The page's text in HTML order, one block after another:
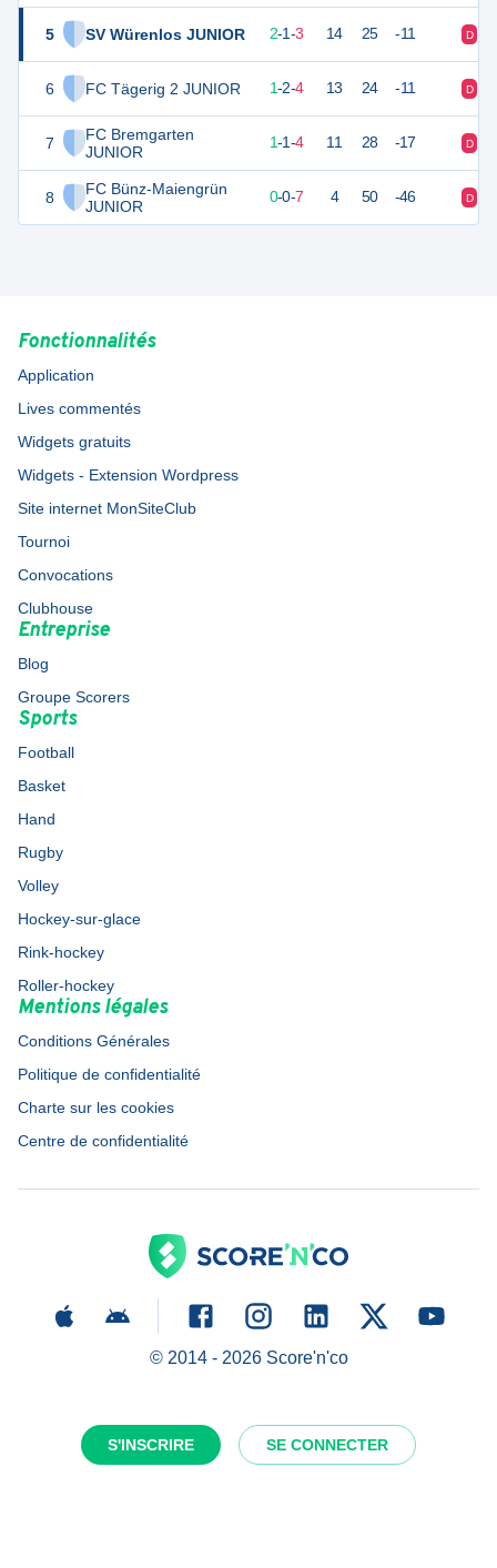
S'INSCRIRE SE CONNECTER
5 SV Würenlos JUNIOR
6 FC Tägerig 2 JUNIOR
7
FC Bremgarten
JUNIOR
8
FC Bünz-Maiengrün
JUNIOR
7 6 2-1-3 14 25 -11 D
5 7 1-2-4 13 24 -11 D
1-1-4 11 28 -17 D
0 0-0-7 4 50 -46 D
Fonctionnalités
Application
Lives commentés
Widgets gratuits
Widgets - Extension Wordpress
Site internet MonSiteClub
Tournoi
Convocations
Clubhouse
Entreprise
Blog
Groupe Scorers
Sports
Football
Basket
Hand
Rugby
Volley
Hockey-sur-glace
Rink-hockey
Roller-hockey
Mentions légales
Conditions Générales
Politique de confidentialité
Charte sur les cookies
Centre de confidentialité
© 2014 - 2026Score'n'co